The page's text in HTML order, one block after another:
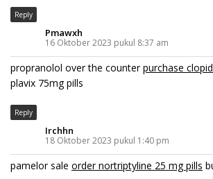
Reply
Pmawxh
16 Oktober 2023 pukul 8:37 am
propranolol over the counterpurchase
plavix 75mg pills
Reply
Irchhn
18 Oktober 2023 pukul 1:40 pm
pamelor sale order nortriptyline 25 mg pills